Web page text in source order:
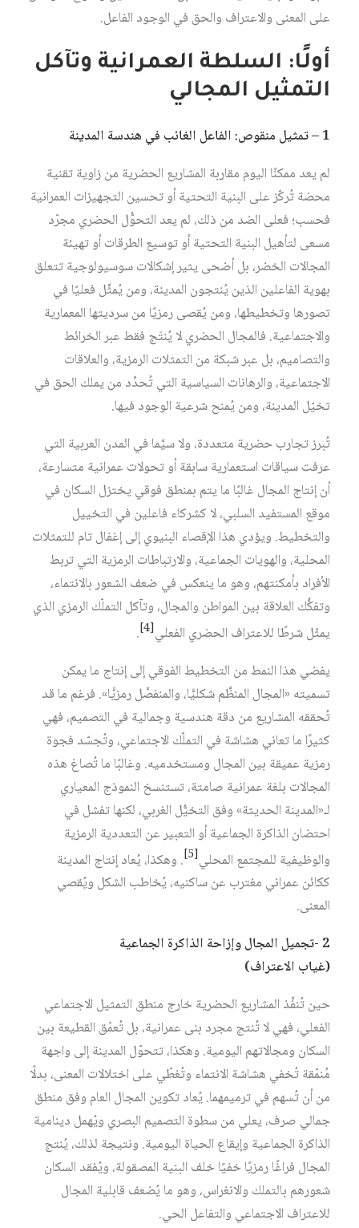
على المعنى والاعتراف والحق في الوجود الفاعل.
أولًا: السلطة العمرانية وتآكل
التمثيل المجالي
1 – تمثيل منقوص: الفاعل الغائب في هندسة المدينة
لم يعد ممكنًا اليوم مقاربة المشاريع الحضرية من زاوية تقنية
محضة تُركّز على البنية التحتية أو تحسين التجهيزات العمرانية
فحسب؛ فعلى الضد من ذلك، لم يعد التحوُّل الحضري مجرّد
مسعى لتأهيل البنية التحتية أو توسيع الطرقات أو تهيئة
المجالات الخضر، بل أضحى يثير إشكالات سوسيولوجية تتعلق
بهوية الفاعلين الذين يُنتجون المدينة، ومن يُمثَّل فعليًا في
تصورها وتخطيطها، ومن يُقصى رمزيًا من سرديتها المعمارية
والاجتماعية. فالمجال الحضري لا يُنتَج فقط عبر الخرائط
والتصاميم، بل عبر شبكة من التمثلات الرمزية، والعلاقات
الاجتماعية، والرهانات السياسية التي تُحدِّد من يملك الحق في
تخيّل المدينة، ومن يُمنح شرعية الوجود فيها.
تُبرز تجارب حضرية متعددة، ولا سيَّما في المدن العربية التي
عرفت سياقات استعمارية سابقة أو تحولات عمرانية متسارعة،
أن إنتاج المجال غالبًا ما يتم بمنطق فوقي يختزل السكان في
موقع المستفيد السلبي، لا كشركاء فاعلين في التخييل
والتخطيط. ويؤدي هذا الإقصاء البنيوي إلى إغفال تام للتمثلات
المحلية، والهويات الجماعية، والارتباطات الرمزية التي تربط
الأفراد بأمكنتهم، وهو ما ينعكس في ضعف الشعور بالانتماء،
وتفكُّك العلاقة بين المواطن والمجال، وتآكل التملّك الرمزي الذي
يمثّل شرطًا للاعتراف الحضري الفعلي‏[4]
.
يفضي هذا النمط من التخطيط الفوقي إلى إنتاج ما يمكن
تسميته «المجال المنظَّم شكليًّا، والمنفصَّل رمزيًّا». فرغم ما قد
تُحققه المشاريع من دقة هندسية وجمالية في التصميم، فهي
كثيرًا ما تعاني هشاشة في التملّك الاجتماعي، وتُجسّد فجوة
رمزية عميقة بين المجال ومستخدميه. وغالبًا ما تُصاغ هذه
المجالات بلغة عمرانية صامتة، تستنسخ النموذج المعياري
لـ«المدينة الحديثة» وفق التخيُّل الغربي، لكنها تفشل في
احتضان الذاكرة الجماعية أو التعبير عن التعددية الرمزية
والوظيفية للمجتمع المحلي‏[5]
. وهكذا، يُعاد إنتاج المدينة
ككائن عمراني مغترب عن ساكنيه، يُخاطب الشكل ويُقصي
المعنى.
2 -تجميل المجال وإزاحة الذاكرة الجماعية
(غياب الاعتراف)
حين تُنفَّذ المشاريع الحضرية خارج منطق التمثيل الاجتماعي
الفعلي، فهي لا تُنتج مجرد بنى عمرانية، بل تُعمّق القطيعة بين
السكان ومجالاتهم اليومية. وهكذا، تتحوّل المدينة إلى واجهة
مُنمّقة تُخفي هشاشة الانتماء وتُغطّي على اختلالات المعنى، بدلًا
من أن تُسهم في ترميمهما. يُعاد تكوين المجال العام وفق منطق
جمالي صرف، يعلي من سطوة التصميم البصري ويُهمل دينامية
الذاكرة الجماعية وإيقاع الحياة اليومية. ونتيجة لذلك، يُنتج
المجال فراغًا رمزيًا خفيًا خلف البنية المصقولة، ويُفقد السكان
شعورهم بالتملك والانغراس، وهو ما يُضعف قابلية المجال
للاعتراف الاجتماعي والتفاعل الحي.